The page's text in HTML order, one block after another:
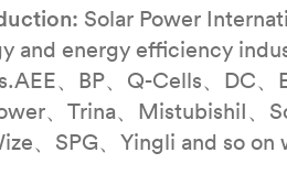
Solar Power
and energy efficiency
、BP、Q-Cells、DC
、Trina、MistubishiI、
、SPG、Yingli and so